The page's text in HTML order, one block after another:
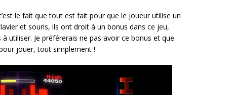
le fait que tout est fait pour que le joueur utilise un
et souris, ils ont droit à un bonus dans ce jeu,
utiliser. Je préférerais ne pas avoir ce bonus et que
jouer, tout simplement !